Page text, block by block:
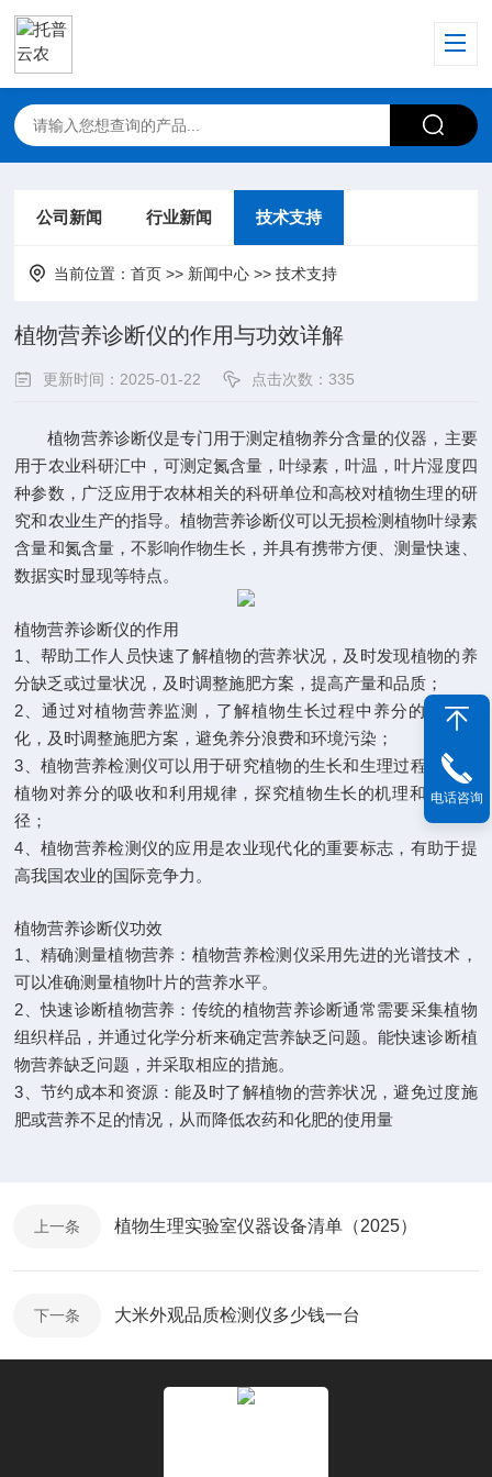
公司新闻 行业新闻 技术支持
当前位置：首页 >> 新闻中心 >>技术支持
植物营养诊断仪的作用与功效详解
更新时间：2025-01-22 点击次数：335
植物营养诊断仪是专门用于测定植物养分含量的仪器，主要
用于农业科研汇中，可测定氮含量，叶绿素，叶温，叶片湿度四
种参数，广泛应用于农林相关的科研单位和高校对植物生理的研
究和农业生产的指导。植物营养诊断仪可以无损检测植物叶绿素
含量和氮含量，不影响作物生长，并具有携带方便、测量快速、
数据实时显现等特点。
植物营养诊断仪的作用
1、帮助工作人员快速了解植物的营养状况，及时发现植物的养
分缺乏或过量状况，及时调整施肥方案，提高产量和品质；
2、通过对植物营养监测，了解植物生长过程中养分的动态变
化，及时调整施肥方案，避免养分浪费和环境污染；
3、植物营养检测仪可以用于研究植物的生长和生理过程，了解
植物对养分的吸收和利用规律，探究植物生长的机理和调控途
径；
4、植物营养检测仪的应用是农业现代化的重要标志，有助于提
高我国农业的国际竞争力。
植物营养诊断仪功效
1、精确测量植物营养：植物营养检测仪采用先进的光谱技术，
可以准确测量植物叶片的营养水平。
2、快速诊断植物营养：传统的植物营养诊断通常需要采集植物
组织样品，并通过化学分析来确定营养缺乏问题。能快速诊断植
物营养缺乏问题，并采取相应的措施。
3、节约成本和资源：能及时了解植物的营养状况，避免过度施
肥或营养不足的情况，从而降低农药和化肥的使用量
上一条 植物生理实验室仪器设备清单（2025）
下一条 大米外观品质检测仪多少钱一台
电话咨询